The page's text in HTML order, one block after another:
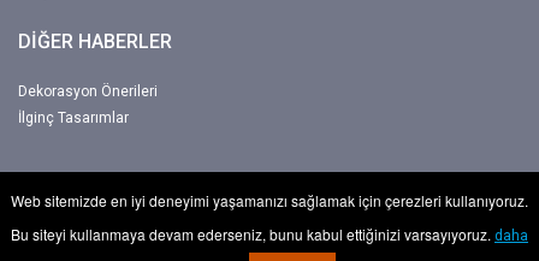
DİĞER HABERLER
Dekorasyon Önerileri
İlginç Tasarımlar
Copyright © 2017-2026 Yeniemlak. Tum hakkı Netbu Ltd. Şti'ye aittir.
Web sitemizde en iyi deneyimi yaşamanızı sağlamak için çerezleri kullanıyoruz.
Bu siteyi kullanmaya devam ederseniz, bunu kabul ettiğinizi varsayıyoruz. daha